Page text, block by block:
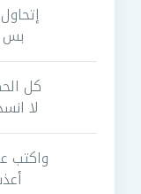
بس
كل
لا
واكتب